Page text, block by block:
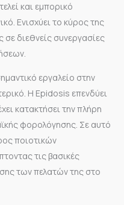
και εμπορικό
Ενισχύει το κύρος της
σε διεθνείς συνεργασίες
εργαλείο στην
Η Epidosis επενδύει
κατακτήσει την πλήρη
φορολόγησης. Σε αυτό
ποιοτικών
τις βασικές
των πελατών της στο